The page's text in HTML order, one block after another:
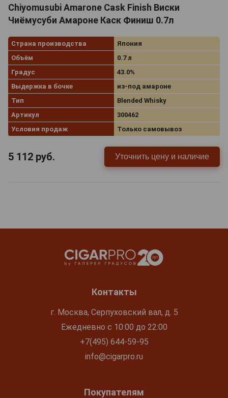
Chiyomusubi Amarone Cask Finish Виски
Чиёмусуби Амароне Каск Финиш 0.7л
Страна производства
Япония
Объём
0.7 л
Градус
43.0%
Выдержка в бочке
из-под амароне
Тип
Blended Whisky
Артикул
300462
Условия продаж
Только самовывоз
5 112 руб. Уточнить цену и наличие
Контакты
г. Москва, Серпуховский вал, д. 5
Ежедневно с 10:00 до 22:00
+7(495) 644-59-95
info@cigarpro.ru
Покупателям